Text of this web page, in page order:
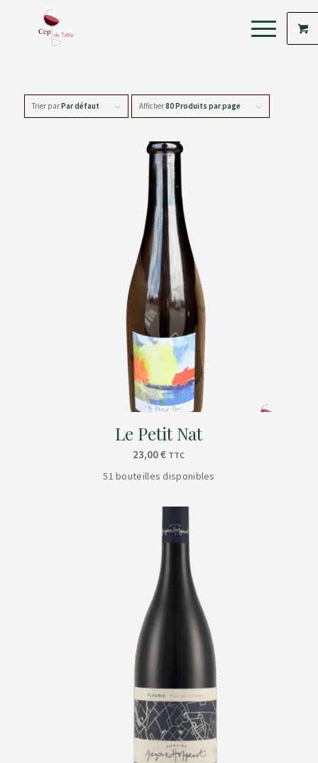
Trier parPar défaut Afficher80 Produits par page
Le Petit Nat
23,00€ TTC
51 bouteilles disponibles